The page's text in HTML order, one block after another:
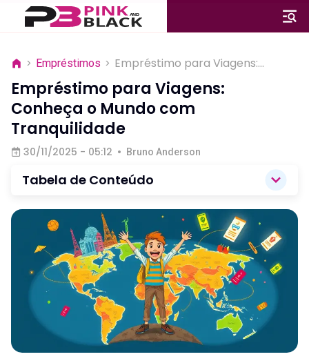
> Empréstimos > Empréstimo para Viagens:
Conheça o Mundo com
Tranquilidade
Empréstimo para Viagens:
Conheça o Mundo com
Tranquilidade
30/11/2025 - 05:12 • Bruno Anderson
Tabela de Conteúdo